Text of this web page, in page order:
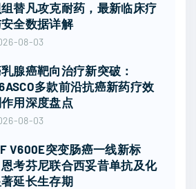
替凡攻克耐药，最新临床疗
全数据详解
08-03
腺癌靶向治疗新突破：
多款前沿抗癌新药疗效
用深度盘点
08-03
V600E突变肠癌一线新标
考芬尼联合西妥昔单抗及化
延长生存期